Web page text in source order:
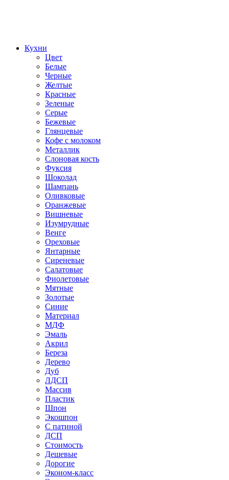
Кухни
Цвет
Белые
Черные
Желтые
Красные
Зеленые
Серые
Бежевые
Глянцевые
Кофе с молоком
Металлик
Слоновая кость
Фуксия
Шоколад
Шампань
Оливковые
Оранжевые
Вишневые
Изумрудные
Венге
Ореховые
Янтарные
Сиреневые
Салатовые
Фиолетовые
Мятные
Золотые
Синие
Материал
МДФ
Эмаль
Акрил
Береза
Дерево
Дуб
ЛДСП
Массив
Пластик
Шпон
Экошпон
С патиной
ДСП
Стоимость
Дешевые
Дорогие
Эконом-класс